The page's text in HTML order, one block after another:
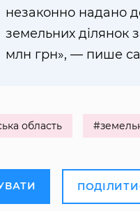
незаконно надано
земельних ділянок
млн грн», — пише
область